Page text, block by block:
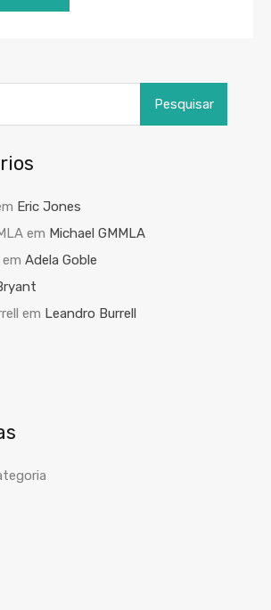
por:
Eric Jones
em Michael GMMLA
em Adela Goble
em Leandro Burrell